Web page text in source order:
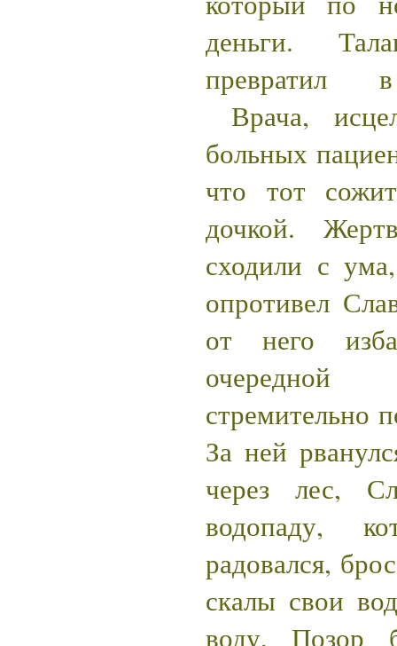
деньги.
превратил в
Врача,
больных
что тот
дочкой.
сходили с
опротивел
от него
стремительно
За ней
через лес,
водопаду,
радовался,
скалы свои
воду, Позор